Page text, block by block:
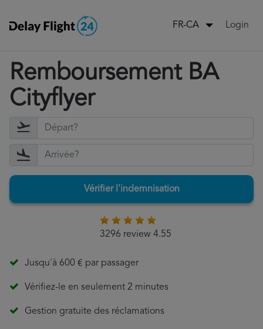
FR-CA Login
Remboursement BA
Cityflyer
Vérifier l'indemnisation
3296 review 4.55
Jusqu'à 600 € par passager
Vérifiez-le en seulement 2 minutes
Gestion gratuite des réclamations